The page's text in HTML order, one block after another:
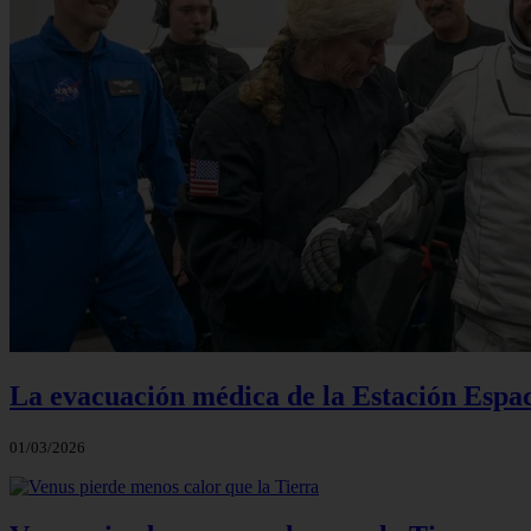
La evacuación médica de la Estación
01/03/2026